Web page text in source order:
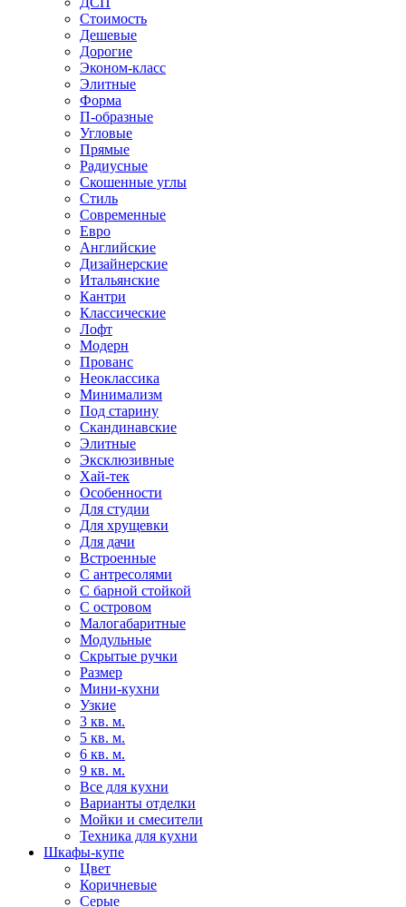
Стоимость
Дешевые
Дорогие
Эконом-класс
Элитные
Форма
П-образные
Угловые
Прямые
Радиусные
Скошенные углы
Стиль
Современные
Евро
Английские
Дизайнерские
Итальянские
Кантри
Классические
Лофт
Модерн
Прованс
Неоклассика
Минимализм
Под старину
Скандинавские
Элитные
Эксклюзивные
Хай-тек
Особенности
Для студии
Для хрущевки
Для дачи
Встроенные
С антресолями
С барной стойкой
С островом
Малогабаритные
Модульные
Скрытые ручки
Размер
Мини-кухни
Узкие
3 кв. м.
5 кв. м.
6 кв. м.
9 кв. м.
Все для кухни
Варианты отделки
Мойки и смесители
Техника для кухни
Шкафы-купе
Цвет
Коричневые
Серые